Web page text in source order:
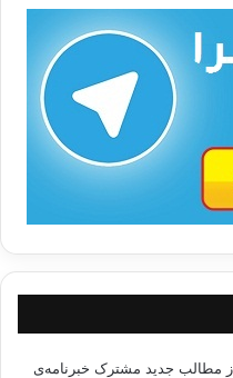
مطالب جدید مشترک خبرنامه‌ی